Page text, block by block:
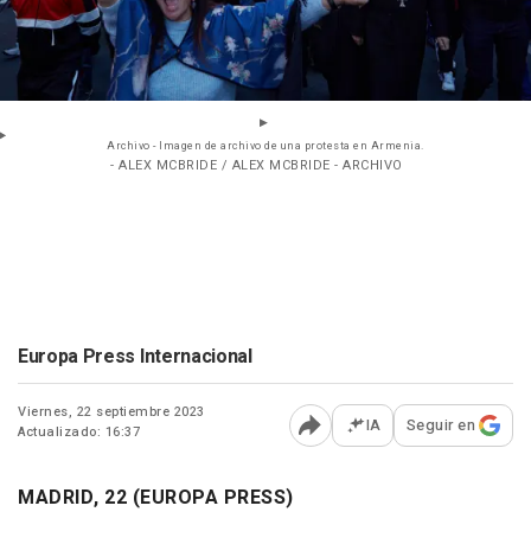
Archivo - Imagen de archivo de una protesta en Armenia.
- ALEX MCBRIDE / ALEX MCBRIDE - ARCHIVO
Europa Press Internacional
Viernes, 22 septiembre 2023
Actualizado: 16:37
Abrir opciones para
IA Seguir en
MADRID, 22 (EUROPA PRESS)